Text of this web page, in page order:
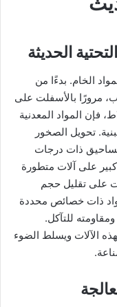
الحديثة
الخام. بدءًا من
مرورًا بالأسفلت على
فإن المواد المعدنية
تحويل الصخور
ذات درجات
على آلات متطورة
على تقليل حجم
ذات خصائص محددة
للتآكل.
الآلات ويسلط الضوء